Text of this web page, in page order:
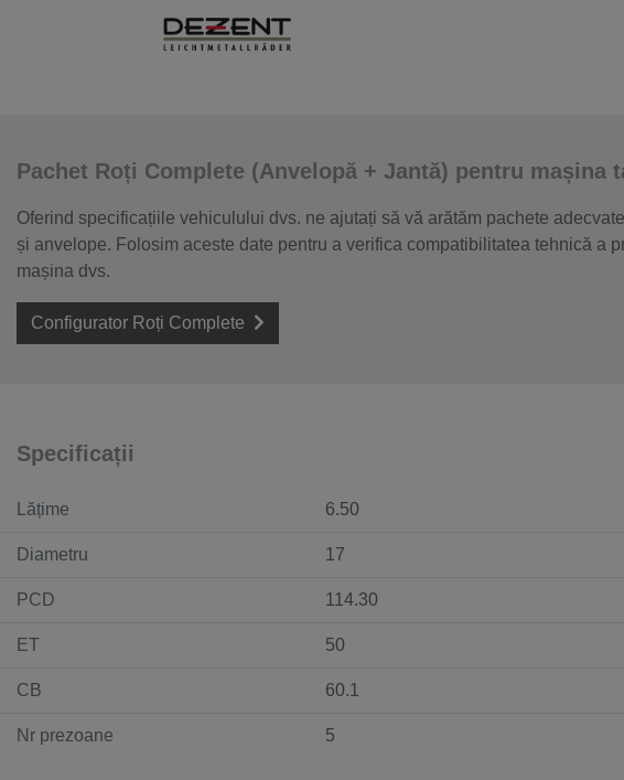
Pachet Roți Complete (Anvelopă + Jantă) pentru mașina
Oferind specificațiile vehiculului dvs. ne ajutați să vă arătăm pachete
și anvelope. Folosim aceste date pentru a verifica compatibilitatea tehnică a
mașina dvs.
Configurator Roți Complete
Specificații
Lățime 6.50
Diametru 17
PCD 114.30
ET 50
CB 60.1
Nr prezoane 5